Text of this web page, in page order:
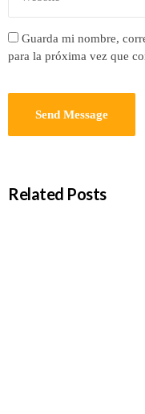
Guarda mi nombre,
para la próxima vez que
Related Posts